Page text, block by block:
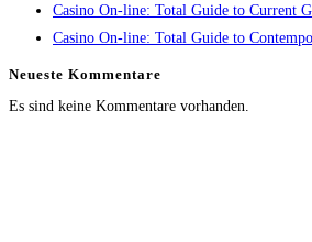
Casino On-line: Total Guide to Current
Casino On-line: Total Guide to
Neueste Kommentare
Es sind keine Kommentare vorhanden.